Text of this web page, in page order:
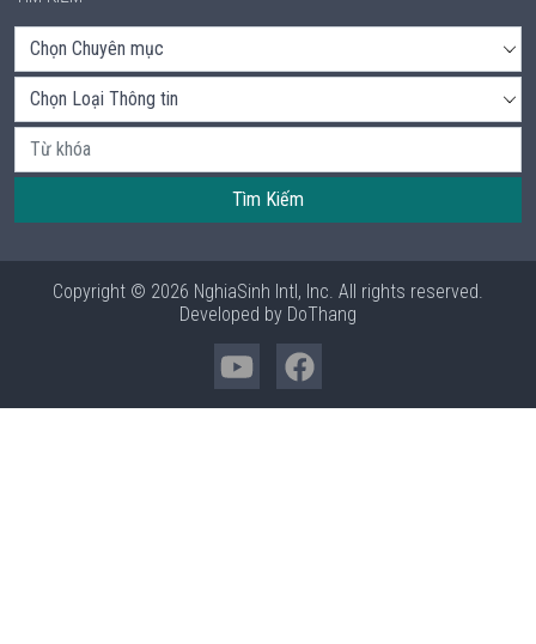
Tìm Kiếm
Copyright © 2026 NghiaSinh Intl, Inc. All rights reserved.
Developed by DoThang